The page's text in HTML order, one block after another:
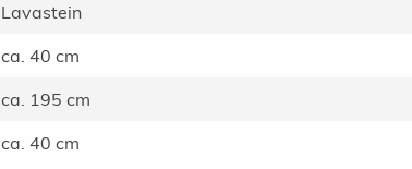
Lavastein
ca. 40 cm
ca. 195 cm
ca. 40 cm